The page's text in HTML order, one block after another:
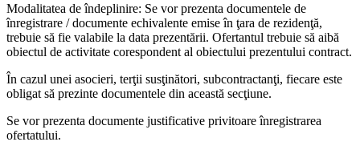
Modalitatea de îndeplinire: Se vor prezenta documentele de
înregistrare / documente echivalente emise în ţara de rezidenţă,
trebuie să fie valabile la data prezentării. Ofertantul trebuie să aibă
obiectul de activitate corespondent al obiectului prezentului contract.
În cazul unei asocieri, terţii susţinători, subcontractanţi, fiecare este
obligat să prezinte documentele din această secţiune.
Se vor prezenta documente justificative privitoare înregistrarea
ofertatului.